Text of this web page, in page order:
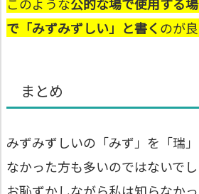
で「みずみずしい」と書くのが良
まとめ
みずみずしいの「みず」を「瑞
なかった方も多いのではないで